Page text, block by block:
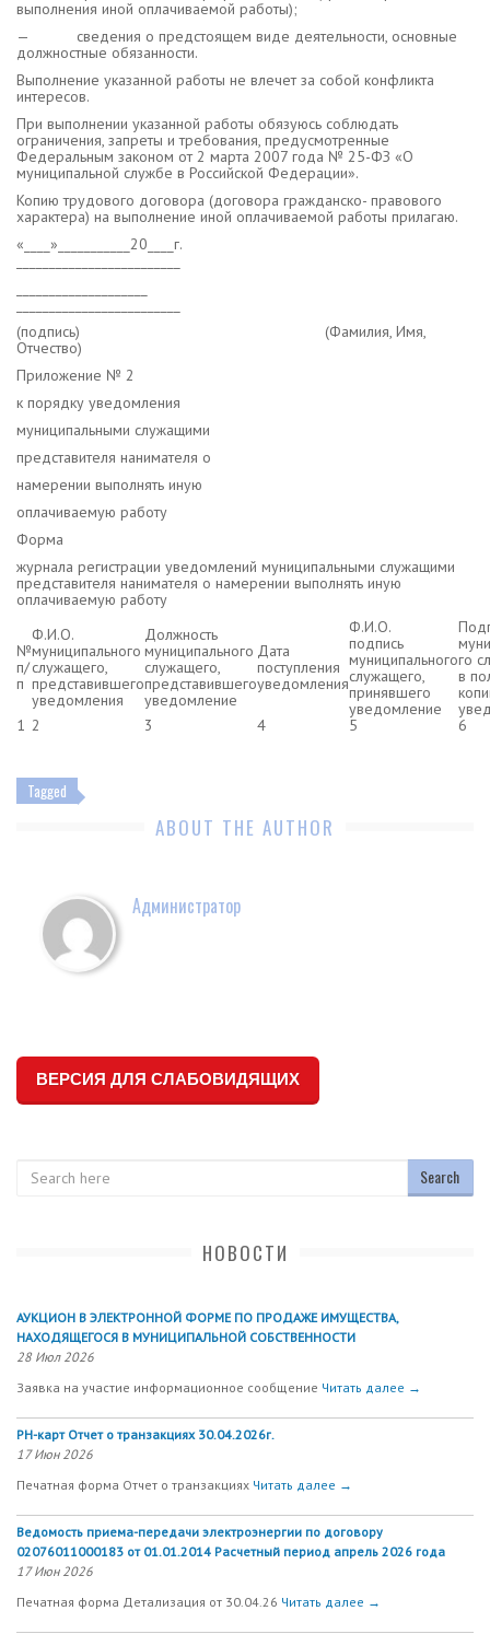
выполнения иной оплачиваемой работы);
— сведения о предстоящем виде деятельности, основные
должностные обязанности.
Выполнение указанной работы не влечет за собой конфликта
интересов.
При выполнении указанной работы обязуюсь соблюдать
ограничения, запреты и требования, предусмотренные
Федеральным законом от 2 марта 2007 года № 25-ФЗ «О
муниципальной службе в Российской Федерации».
Копию трудового договора (договора гражданско- правового
характера) на выполнение иной оплачиваемой работы прилагаю.
«____»___________20____г.
(подпись) (Фамилия, Имя,
Отчество)
Приложение № 2
к порядку уведомления
муниципальными служащими
представителя нанимателя о
намерении выполнять иную
оплачиваемую работу
Форма
журнала регистрации уведомлений муниципальными служащими
представителя нанимателя о намерении выполнять иную
оплачиваемую работу
№
п/
п
Ф.И.О.
муниципального
служащего,
представившего
уведомления
Должность
муниципального
служащего,
представившего
уведомление
Дата
поступления
уведомления
Ф.И.О.
подпись
муниципального
служащего,
принявшего
уведомление
го
в
1 2 3 4 5 6
Tagged
ABOUT THE AUTHOR
Администратор
ВЕРСИЯ ДЛЯ СЛАБОВИДЯЩИХ
НОВОСТИ
АУКЦИОН В ЭЛЕКТРОННОЙ ФОРМЕ ПО ПРОДАЖЕ ИМУЩЕСТВА,
НАХОДЯЩЕГОСЯ В МУНИЦИПАЛЬНОЙ СОБСТВЕННОСТИ
28 Июл 2026
Заявка на участие информационное сообщение Читать далее →
РН-карт Отчет о транзакциях 30.04.2026г.
17 Июн 2026
Печатная форма Отчет о транзакциях Читать далее →
Ведомость приема-передачи электроэнергии по договору
02076011000183 от 01.01.2014 Расчетный период апрель 2026 года
17 Июн 2026
Печатная форма Детализация от 30.04.26 Читать далее →